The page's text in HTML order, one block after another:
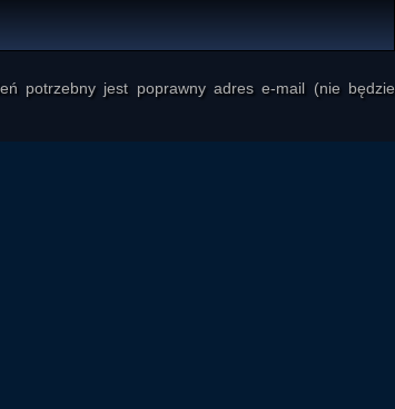
potrzebny jest poprawny adres e-mail (nie będzie